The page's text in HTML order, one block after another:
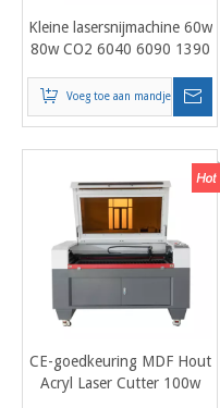
Kleine lasersnijmachine 60w
80w CO2 6040 6090 1390
Prijs:
Voeg toe aan mandje
CE-goedkeuring MDF Hout
Acryl Laser Cutter 100w